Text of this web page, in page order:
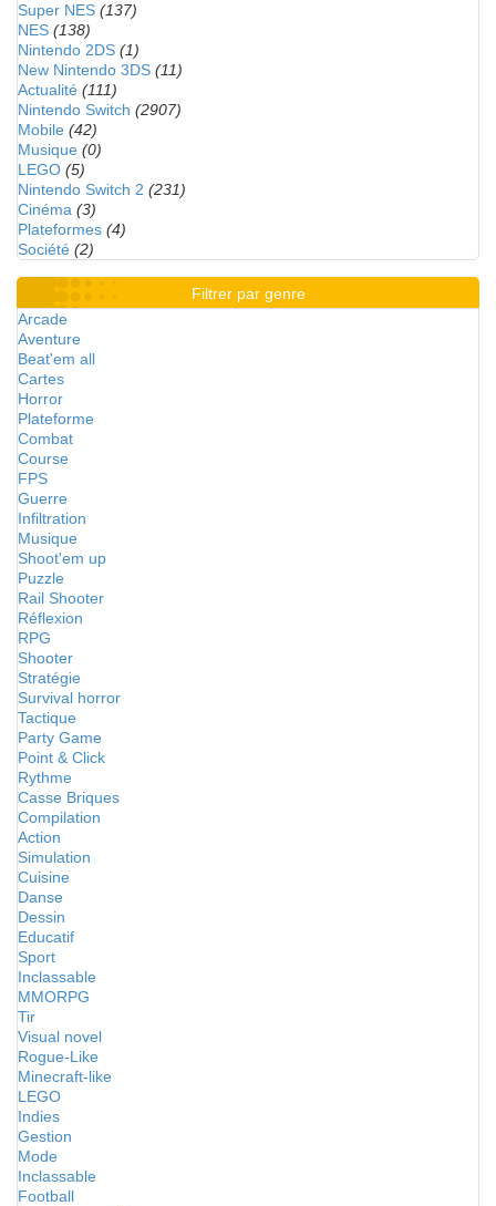
Super NES (137)
NES (138)
Nintendo 2DS (1)
New Nintendo 3DS (11)
Actualité (111)
Nintendo Switch (2907)
Mobile (42)
Musique (0)
LEGO (5)
Nintendo Switch 2 (231)
Cinéma (3)
Plateformes (4)
Société (2)
Filtrer par genre
Arcade
Aventure
Beat'em all
Cartes
Horror
Plateforme
Combat
Course
FPS
Guerre
Infiltration
Musique
Shoot'em up
Puzzle
Rail Shooter
Réflexion
RPG
Shooter
Stratégie
Survival horror
Tactique
Party Game
Point & Click
Rythme
Casse Briques
Compilation
Action
Simulation
Cuisine
Danse
Dessin
Educatif
Sport
Inclassable
MMORPG
Tir
Visual novel
Rogue-Like
Minecraft-like
LEGO
Indies
Gestion
Mode
Inclassable
Football